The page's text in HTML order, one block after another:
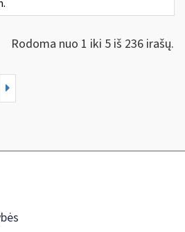
Rodoma nuo 1 iki 5 iš 236 irašų.